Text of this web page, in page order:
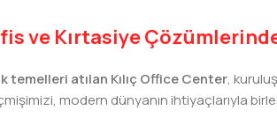
ve Kırtasiye
temelleri atılan Kılıç Office Center,
modern dünyanın ihtiyaçlarıyla